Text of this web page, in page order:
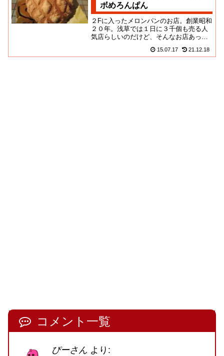
ボめろんぱん
２Fに入ったメロンパンのお店。創業昭和
２０年。浅草では１日に３千個も売る人
気店らしいのだけど、そんなお店あった
旬の過ぎたメロンパン商法の...
15.07.17 21.12.18
コメント一覧
ぴーさん より: